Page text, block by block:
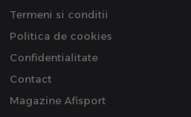
Termeni si conditii
Politica de cookies
Confidentialitate
Contact
Magazine Afisport